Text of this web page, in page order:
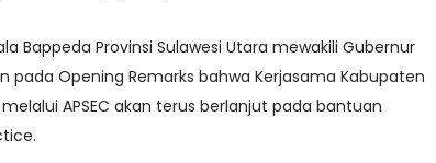
Bappeda Provinsi Sulawesi Utara mewakili Gubernur
pada Opening Remarks bahwa Kerjasama Kabupaten
APSEC akan terus berlanjut pada bantuan